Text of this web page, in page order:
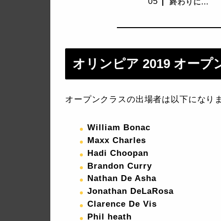
オリンピア 2019 オープ
オープンクラスの出場者は以下になり
William Bonac
Maxx Charles
Hadi Choopan
Brandon Curry
Nathan De Asha
Jonathan DeLaRosa
Clarence De Vis
Phil heath